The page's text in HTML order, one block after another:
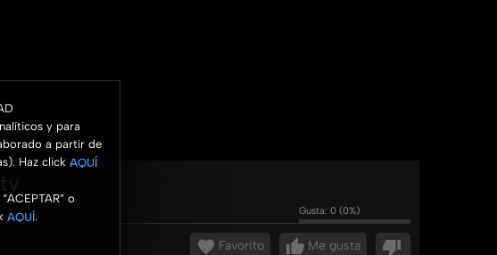
y para
a partir de
Haz click AQUÍ
o
AQUÍ. Gusta: 0 (0%)
Me gusta
Favorito